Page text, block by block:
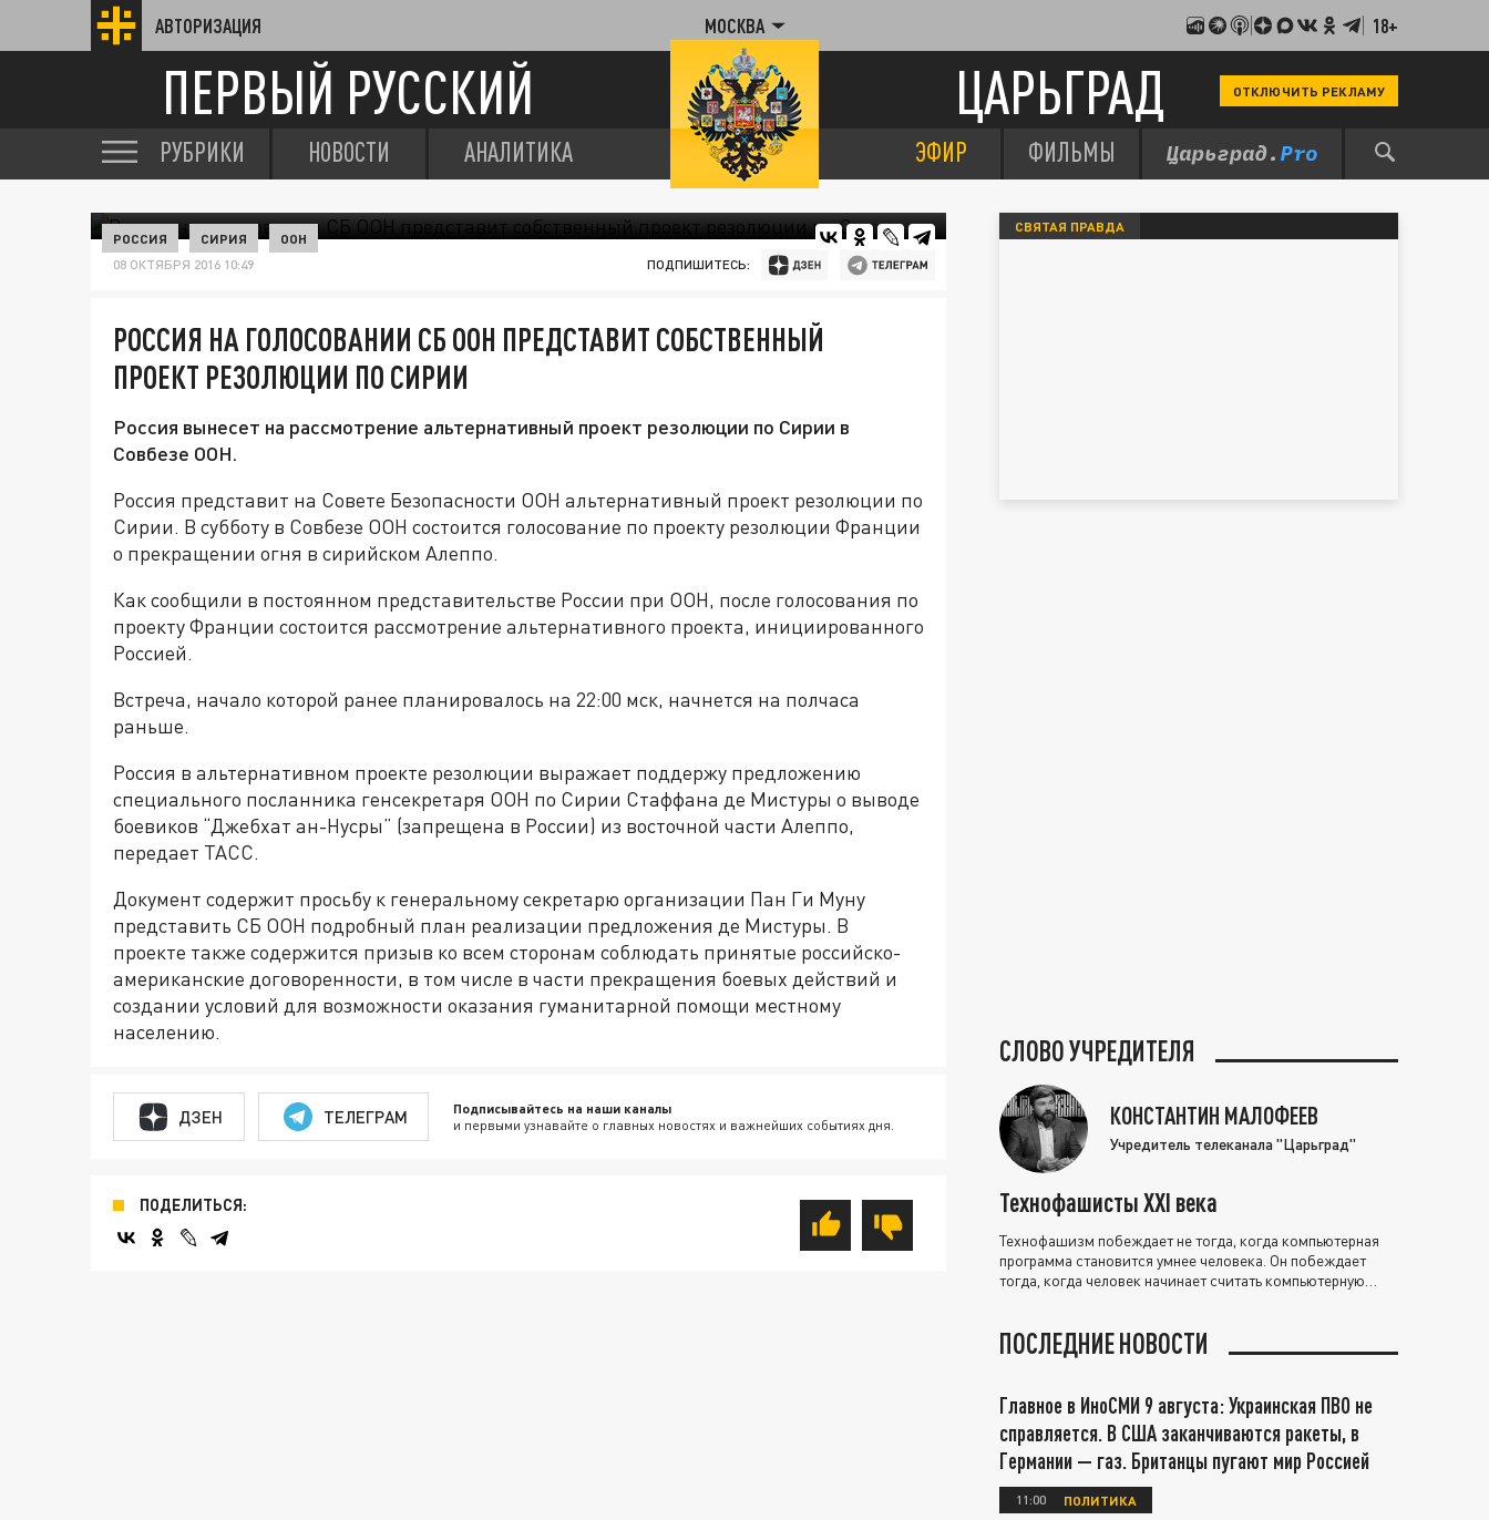
АВТОРИЗАЦИЯ МОСКВА 18+
ПЕРВЫЙ РУССКИЙ ЦАРЬГРАД ОТКЛЮЧИТЬ РЕКЛАМУ
РУБРИКИ НОВОСТИ АНАЛИТИКА ЭФИР ФИЛЬМЫ
РОССИЯ СИРИЯ ООН
08 ОКТЯБРЯ 2016 10:49 ПОДПИШИТЕСЬ:
РОССИЯ НА ГОЛОСОВАНИИ СБ ООН ПРЕДСТАВИТ СОБСТВЕННЫЙ
ПРОЕКТ РЕЗОЛЮЦИИ ПО СИРИИ
Россия вынесет на рассмотрение альтернативный проект резолюции по Сирии в
Совбезе ООН.
Россия представит на Совете Безопасности ООН альтернативный проект резолюции по
Сирии. В субботу в Совбезе ООН состоится голосование по проекту резолюции Франции
о прекращении огня в сирийском Алеппо.
Как сообщили в постоянном представительстве России при ООН, после голосования по
проекту Франции состоится рассмотрение альтернативного проекта, инициированного
Россией.
Встреча, начало которой ранее планировалось на 22:00 мск, начнется на полчаса
раньше.
Россия в альтернативном проекте резолюции выражает поддержу предложению
специального посланника генсекретаря ООН по Сирии Стаффана де Мистуры о выводе
боевиков “Джебхат ан-Нусры” (запрещена в России) из восточной части Алеппо,
передает ТАСС.
Документ содержит просьбу к генеральному секретарю организации Пан Ги Муну
представить СБ ООН подробный план реализации предложения де Мистуры. В
проекте также содержится призыв ко всем сторонам соблюдать принятые российско-
американские договоренности, в том числе в части прекращения боевых действий и
создании условий для возможности оказания гуманитарной помощи местному
населению.
ДЗЕН ТЕЛЕГРАМ Подписывайтесь на наши каналы
и первыми узнавайте о главных новостях и важнейших событиях дня.
ПОДЕЛИТЬСЯ:
СВЯТАЯ ПРАВДА
СЛОВО УЧРЕДИТЕЛЯ
КОНСТАНТИН МАЛОФЕЕВ
Учредитель телеканала "Царьград"
Технофашисты XXI века
Технофашизм побеждает не тогда, когда компьютерная
программа становится умнее человека. Он побеждает
тогда, когда человек начинает считать компьютерную
ПОСЛЕДНИЕ НОВОСТИ
Главное в ИноСМИ 9 августа: Украинская ПВО не
справляется. В США заканчиваются ракеты, в
Германии — газ. Британцы пугают мир Россией
11:00 ПОЛИТИКА